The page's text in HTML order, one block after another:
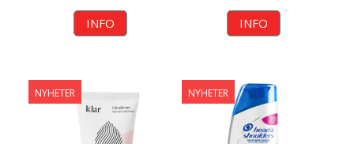
INFO INFO
NYHETER NYHETER